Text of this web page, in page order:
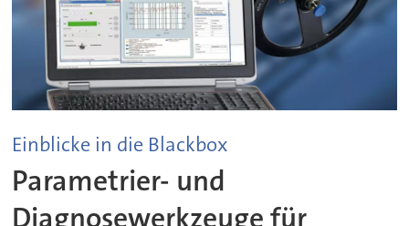
Einblicke in die Blackbox
Parametrier- und
Diagnosewerkzeuge für